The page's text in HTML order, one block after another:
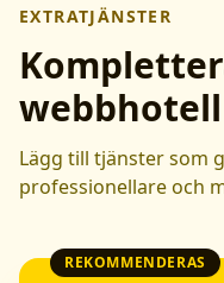
EXTRATJÄNSTER
webbhotell
Lägg till tjänster som
professionellare och
REKOMMENDERAS